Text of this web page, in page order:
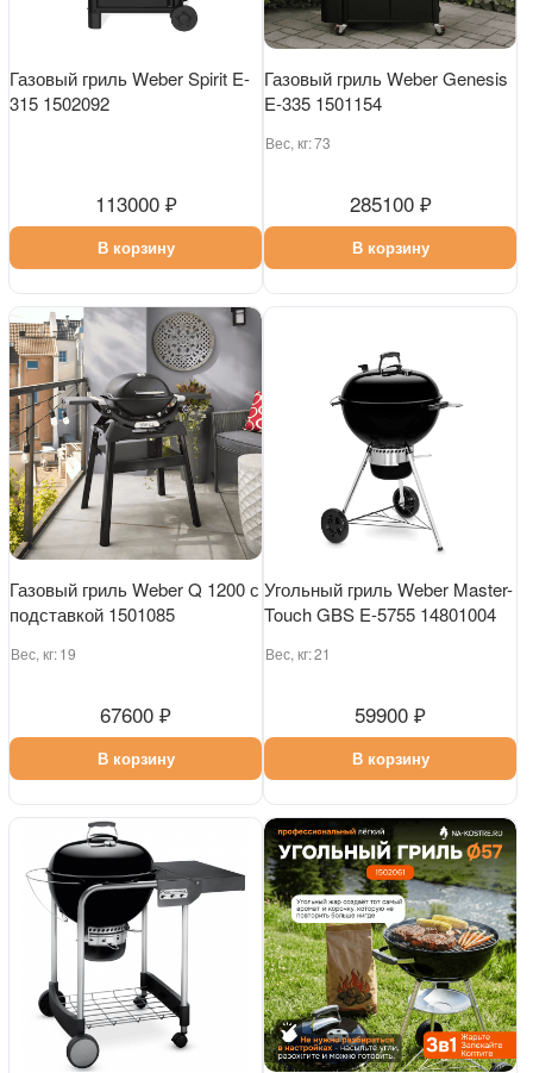
Газовый гриль Weber Spirit E-
315 1502092
113000 ₽
В корзину
Газовый гриль Weber Genesis
E-335 1501154
Вес, кг:73
285100 ₽
В корзину
Газовый гриль Weber Q 1200 с
подставкой 1501085
Вес, кг:19
67600 ₽
В корзину
Угольный гриль Weber Master-
Touch GBS E-5755 14801004
Вес, кг:21
59900 ₽
В корзину